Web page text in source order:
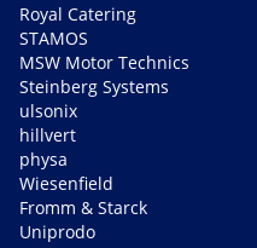
Royal Catering
STAMOS
MSW Motor Technics
Steinberg Systems
ulsonix
hillvert
physa
Wiesenfield
Fromm & Starck
Uniprodo